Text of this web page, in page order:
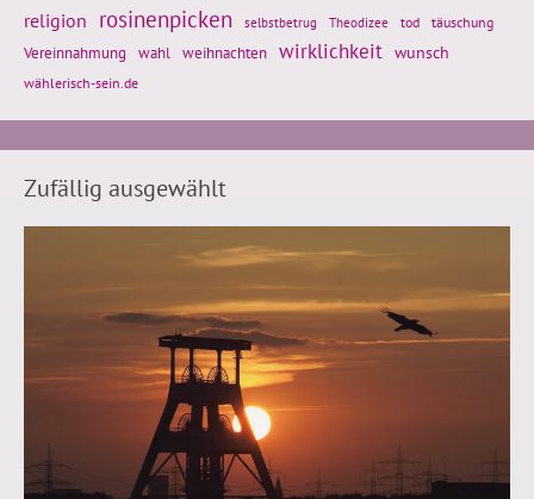
religion rosinenpicken selbstbetrug Theodizee tod täuschung
Vereinnahmung wahl weihnachten wirklichkeit wunsch
wählerisch-sein.de
Zufällig ausgewählt